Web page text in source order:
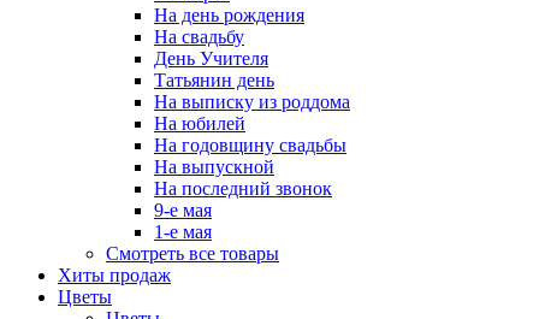
На день рождения
На свадьбу
День Учителя
Татьянин день
На выписку из роддома
На юбилей
На годовщину свадьбы
На выпускной
На последний звонок
9-е мая
1-е мая
Смотреть все товары
Хиты продаж
Цветы